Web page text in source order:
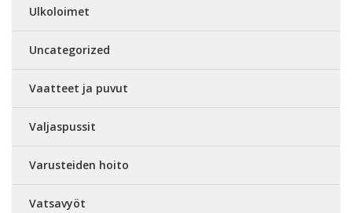
Ulkoloimet
Uncategorized
Vaatteet ja puvut
Valjaspussit
Varusteiden hoito
Vatsavyöt